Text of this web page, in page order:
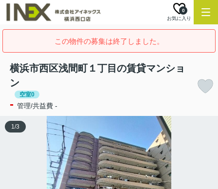
お気に入り
0
この物件の募集は終了しました。
横浜市西区浅間町１丁目の賃貸マンショ
ン
空室0
- 管理/共益費 -
1/3